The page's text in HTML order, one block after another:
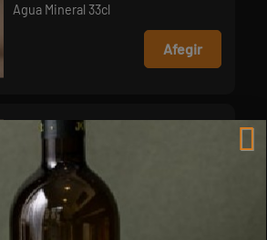
Agua Mineral 33cl
Afegir
Coca-Cola Zero